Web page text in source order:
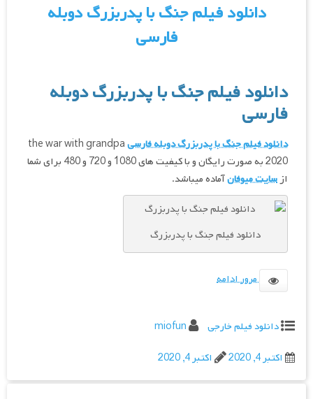
دانلود فیلم جنگ با پدربزرگ دوبله
فارسی
دانلود فیلم جنگ با پدربزرگ دوبله
فارسی
دانلود فیلم جنگ با پدربزرگ دوبله فارسیthe war with grandpa
2020 به صورت رایگان و با کیفیت های 1080 و 720 و 480 برای شما
ازسایت میوفانآماده میباشد.
دانلود فیلم جنگ با پدربزرگ
مرور ادامه
دانلود فیلم خارجی
miofun
اکتبر 4, 2020
اکتبر 4, 2020